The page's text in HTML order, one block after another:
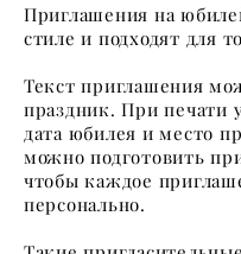
Приглашения на
стиле и подходят для
Текст приглашения
праздник. При печати
дата юбилея и место
можно подготовить
чтобы каждое
персонально.